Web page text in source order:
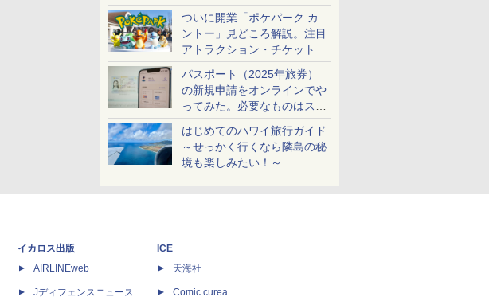
ケットも解説
ついに開業「ポケパーク カ
ントー」見どころ解説。注目
アトラクション・チケット手
配・来場前に必要な準備は？
パスポート（2025年旅券）
の新規申請をオンラインでや
ってみた。必要なものはスマ
ホとマイナカードのみ
はじめてのハワイ旅行ガイド
～せっかく行くなら隣島の秘
境も楽しみたい！～
イカロス出版
AIRLINEweb
Jディフェンスニュース
ICE
天海社
Comic curea